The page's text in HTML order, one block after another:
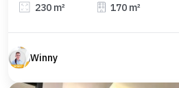
230 m² 170 m²
Winny